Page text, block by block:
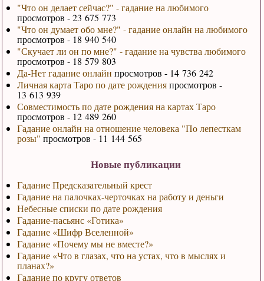
"Что он делает сейчас?" - гадание на любимого
просмотров - 23 675 773
"Что он думает обо мне?" - гадание онлайн на любимого
просмотров - 18 940 540
"Скучает ли он по мне?" - гадание на чувства любимого
просмотров - 18 579 803
Да-Нет гадание онлайн просмотров - 14 736 242
Личная карта Таро по дате рожденияпросмотров -
13 613 939
Совместимость по дате рождения на картах Таро
просмотров - 12 489 260
Гадание онлайн на отношение человека "По лепесткам
розы" просмотров - 11 144 565
Новые публикации
Гадание Предсказательный крест
Гадание на палочках-черточках на работу и деньги
Небесные списки по дате рождения
Гадание-пасьянс «Готика»
Гадание «Шифр Вселенной»
Гадание «Почему мы не вместе?»
Гадание «Что в глазах, что на устах, что в мыслях и
планах?»
Гадание по кругу ответов